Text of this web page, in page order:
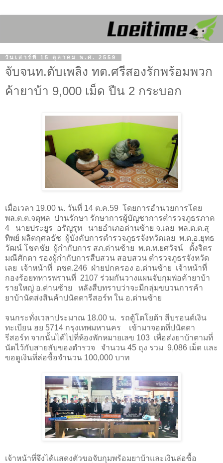
วันเสาร์ที่ 15 ตุลาคม พ.ศ. 2559
จับจนท.ดับเพลิง ทต.ศรีสองรักพร้อมพวก
ค้ายาบ้า 9,000 เม็ด ปืน 2 กระบอก
เมื่อเวลา 19.00 น. วันที่ 14 ต.ค.59 โดยการอำนวยการโดย
พล.ต.ต.จตุพล ปานรักษา รักษาการผู้บัญชาการตำรวจภูธรภาค
4 นายประยูร อรัญรุท นายอำเภอด่านซ้าย จ.เลย พล.ต.ต.สุ
ทิพย์ ผลิตกุศลธัช ผู้บังคับการตำรวจภูธรจังหวัดเลย พ.ต.อ.ยุทธ
วัฒน์ โชคชัย ผู้กำกับการ สภ.ด่านซ้าย พ.ต.ท.ยศวัจน์ ตั้งจิตร
มณีศักดา รองผู้กำกับการสืบสวน สอบสวน ตำรวจภูธรจังหวัด
เลย เจ้าหน้าที่ ตชด.246 ฝ่ายปกครอง อ.ด่านซ้าย เจ้าหน้าที่
กองร้อยทหารพรานที่ 2107 ร่วมกันวางแผนจับกุมพ่อค้ายาบ้า
รายใหญ่ อ.ด่านซ้าย หลังสืบทราบว่าจะมีกลุ่มขบวนการค้า
ยาบ้านัดส่งสินค้าปนัดดารีสอร์ท ใน อ.ด่านซ้าย
จนกระทั่งเวลาประมาณ 18.00 น. รถตู้โตโยต้า สีบรอนด์เงิน
ทะเบียน ฮย 5714 กรุงเทพมหานคร เข้ามาจอดที่ปนัดดา
รีสอร์ท จากนั้นได้ไปที่ห้องพักหมายเลข 103 เพื่อส่งยาบ้าตามที่
นัดไว้กับสายลับของตำรวจ จำนวน 45 ถุง รวม 9,086 เม็ด และ
ขอดูเงินที่ล่อซื้อจำนวน 100,000 บาท
เจ้าหน้าที่จึงได้แสดงตัวขอจับกุมพร้อมยาบ้าและเงินล่อซื้อ